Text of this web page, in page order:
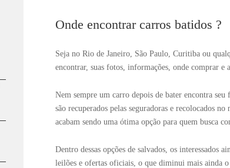
Onde encontrar carros batidos ?
Seja no Rio de Janeiro, São Paulo, Curitiba ou
encontrar, suas fotos, informações, onde comprar e
Nem sempre um carro depois de bater encontra
são recuperados pelas seguradoras e recolocados
acabam sendo uma ótima opção para quem busca
Dentro dessas opções de salvados, os interessados
leilões e ofertas oficiais, o que diminui mais ainda o